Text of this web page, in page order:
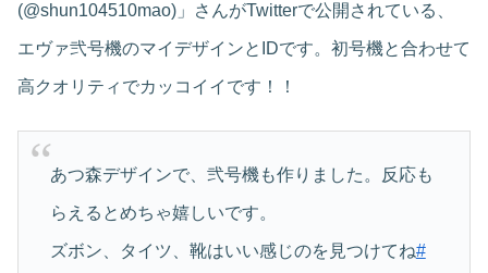
(@shun104510mao)」さんがTwitterで公開されている、
エヴァ弐号機のマイデザインとIDです。初号機と合わせて
高クオリティでカッコイイです！！
あつ森デザインで、弐号機も作りました。反応も
らえるとめちゃ嬉しいです。
ズボン、タイツ、靴はいい感じのを見つけてね#